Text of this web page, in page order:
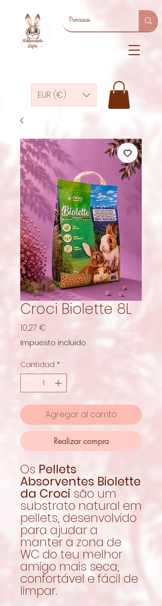
EUR (€)
Croci Biolette 8L
10,27 €
Impuesto incluido
Cantidad *
Agregar al carrito
Realizar compra
Os Pellets
Absorventes Biolette
da Croci são um
substrato natural em
pellets, desenvolvido
para ajudar a
manter a zona de
WC do teu melhor
amigo mais seca,
confortável e fácil de
limpar.